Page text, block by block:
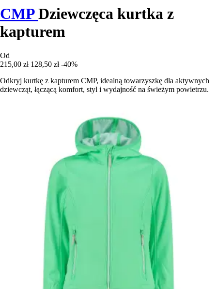
CMPDziewczęca kurtka z
kapturem
Od
215,00 zł 128,50 zł -40%
Odkryj kurtkę z kapturem CMP, idealną towarzyszkę dla aktywnych
dziewcząt, łączącą komfort, styl i wydajność na świeżym powietrzu.